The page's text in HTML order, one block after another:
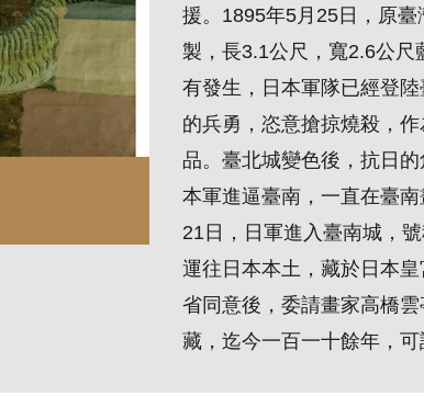
援。1895年5月25日，原
製，長3.1公尺，寬2.6公
有發生，日本軍隊已經登
的兵勇，恣意搶掠燒殺，
品。臺北城變色後，抗日
本軍進逼臺南，一直在臺
21日，日軍進入臺南城，
運往日本本土，藏於日本
省同意後，委請畫家高橋
藏， 迄今一百一十餘年，可